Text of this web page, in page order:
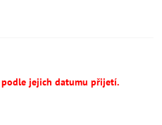
podle jejich datumu přijetí.